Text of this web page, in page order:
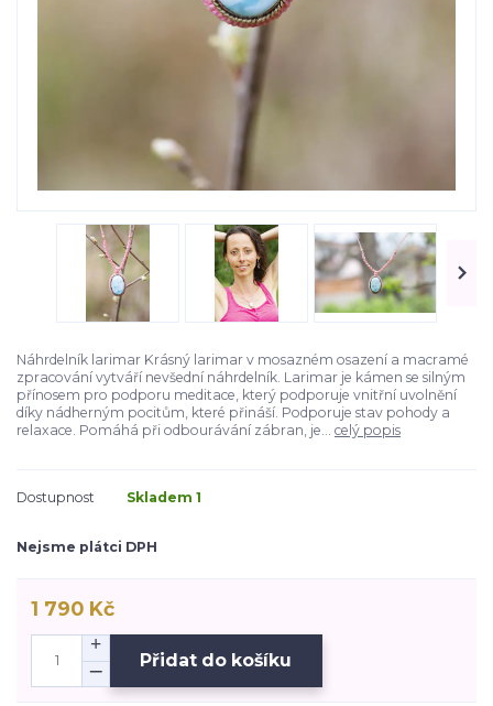
Náhrdelník larimar Krásný larimar v mosazném osazení a macramé
zpracování vytváří nevšední náhrdelník. Larimar je kámen se silným
přínosem pro podporu meditace, který podporuje vnitřní uvolnění
díky nádherným pocitům, které přináší. Podporuje stav pohody a
relaxace. Pomáhá při odbourávání zábran, je... celý popis
Dostupnost Skladem 1
Nejsme plátci DPH
1 790 Kč
Přidat do košíku